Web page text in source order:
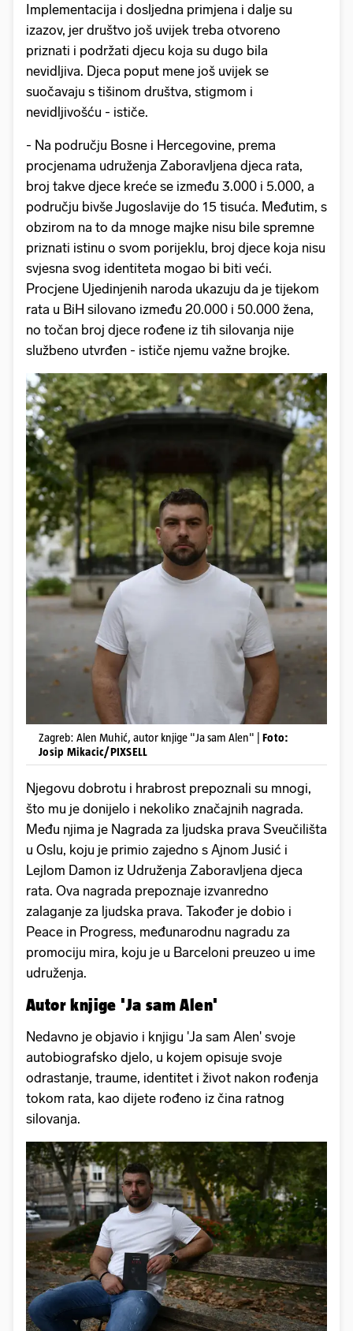
Implementacija i dosljedna primjena i dalje su
izazov, jer društvo još uvijek treba otvoreno
priznati i podržati djecu koja su dugo bila
nevidljiva. Djeca poput mene još uvijek se
suočavaju s tišinom društva, stigmom i
nevidljivošću - ističe.
- Na području Bosne i Hercegovine, prema
procjenama udruženja Zaboravljena djeca rata,
broj takve djece kreće se između 3.000 i 5.000, a
području bivše Jugoslavije do 15 tisuća. Međutim, s
obzirom na to da mnoge majke nisu bile spremne
priznati istinu o svom porijeklu, broj djece koja nisu
svjesna svog identiteta mogao bi biti veći.
Procjene Ujedinjenih naroda ukazuju da je tijekom
rata u BiH silovano između 20.000 i 50.000 žena,
no točan broj djece rođene iz tih silovanja nije
službeno utvrđen - ističe njemu važne brojke.
Zagreb: Alen Muhić, autor knjige "Ja sam Alen" | Foto:
Josip Mikacic/PIXSELL
Njegovu dobrotu i hrabrost prepoznali su mnogi,
što mu je donijelo i nekoliko značajnih nagrada.
Među njima je Nagrada za ljudska prava Sveučilišta
u Oslu, koju je primio zajedno s Ajnom Jusić i
Lejlom Damon iz Udruženja Zaboravljena djeca
rata. Ova nagrada prepoznaje izvanredno
zalaganje za ljudska prava. Također je dobio i
Peace in Progress, međunarodnu nagradu za
promociju mira, koju je u Barceloni preuzeo u ime
udruženja.
Autor knjige 'Ja sam Alen'
Nedavno je objavio i knjigu 'Ja sam Alen' svoje
autobiografsko djelo, u kojem opisuje svoje
odrastanje, traume, identitet i život nakon rođenja
tokom rata, kao dijete rođeno iz čina ratnog
silovanja.